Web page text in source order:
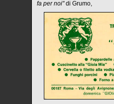
fa per noi"di Grumo,